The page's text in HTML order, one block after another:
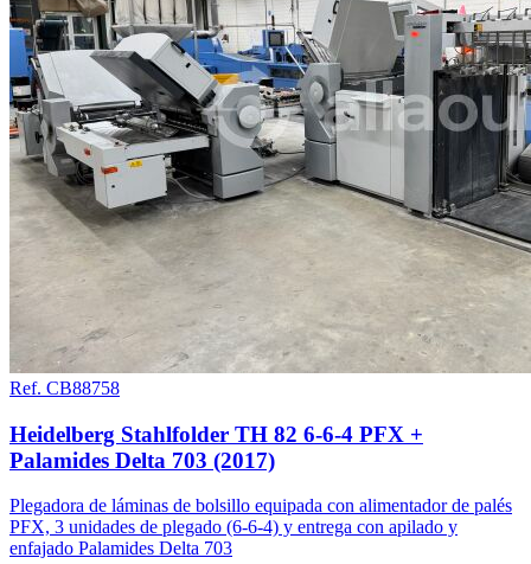
Ref. CB88758
Heidelberg Stahlfolder TH 82 6-6-4 PFX +
Palamides Delta 703 (2017)
Plegadora de láminas de bolsillo equipada con alimentador de palés
PFX, 3 unidades de plegado (6-6-4) y entrega con apilado y
enfajado Palamides Delta 703